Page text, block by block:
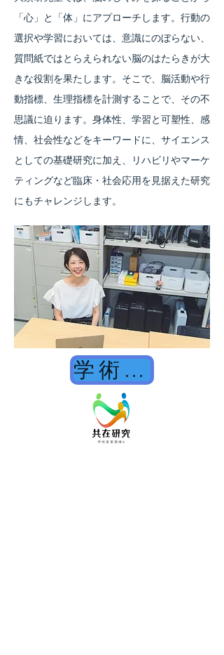
「心」と「体」にアプローチします。行動の
選択や学習においては、意識にのぼらない、
質問紙ではとらえられない脳のはたらきが大
きな役割を果たします。そこで、脳活動や行
動指標、生理指標を計測することで、その不
思議に迫ります。身体性、学習と可塑性、感
情、社会性などをキーワードに、サイエンス
としての基礎研究に加え、リハビリやマーケ
ティングなど臨床・社会応用を見据えた研究
にもチャレンジします。
学術変革領域A 「共在研究」